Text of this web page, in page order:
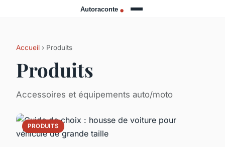
Accueil › Produits
Produits
Accessoires et équipements auto/moto
PRODUITS